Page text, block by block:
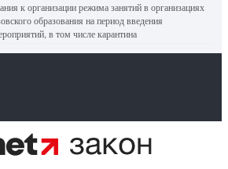
к организации режима занятий в организациях
образования на период введения
в том числе карантина